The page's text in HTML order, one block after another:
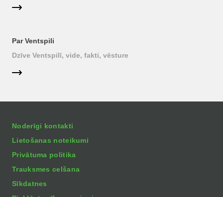
Par Ventspili
Dzīve Ventspilī, vide, fakti, vēsture
Noderīgi kontakti
Lietošanas noteikumi
Privātuma politika
Trauksmes celšana
Sīkdatnes